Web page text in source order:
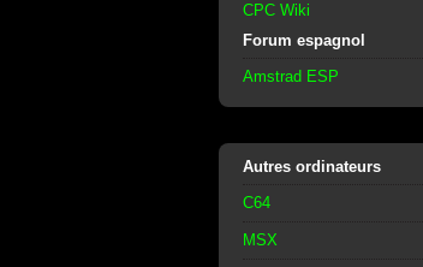
CPC Wiki
Forum espagnol
Amstrad ESP
Autres ordinateurs
C64
MSX